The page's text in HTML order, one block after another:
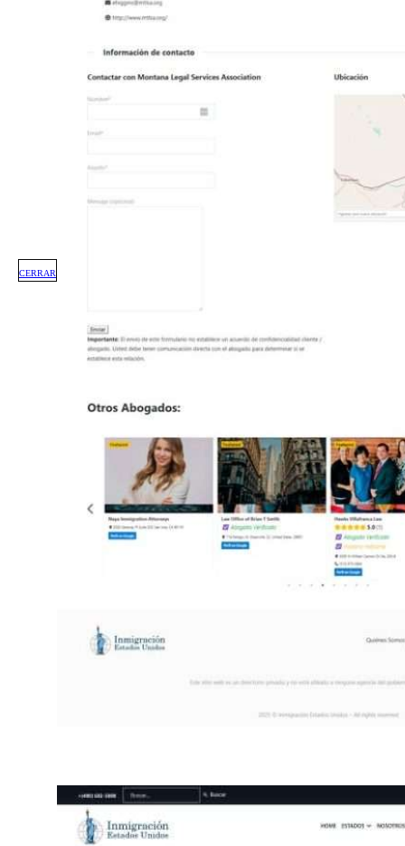
CERRAR